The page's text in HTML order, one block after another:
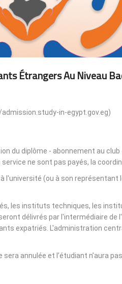
Étrangers Au Niveau
in-egypt.gov.eg)
du diplôme - abonnement au
ne sont pas payés, la
(ou à son représentant
les instituts techniques, les
délivrés par l'intermédiaire de
expatriés. L'administration
annulée et l’étudiant n’aura